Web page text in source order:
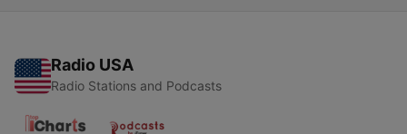
Radio USA
Radio Stations and Podcasts